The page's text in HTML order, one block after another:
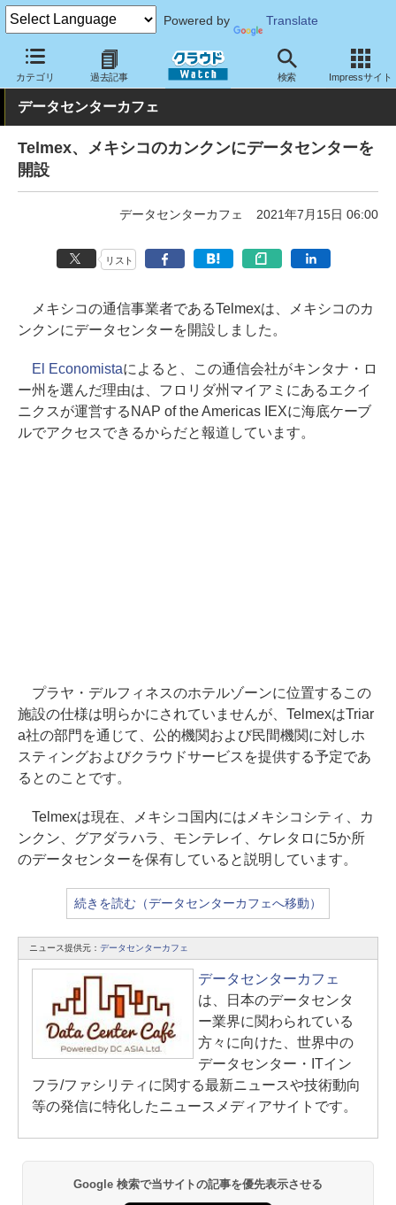
Powered by Translate
カテゴリ 過去記事 検索 Impressサイト
クラウド Watch ハード・インフラ データセンター
データセンターカフェ
Telmex、メキシコのカンクンにデータセンターを
開設
データセンターカフェ 2021年7月15日 06:00
リスト
メキシコの通信事業者であるTelmexは、メキシコのカ
ンクンにデータセンターを開設しました。
El Economistaによると、この通信会社がキンタナ・ロ
ー州を選んだ理由は、フロリダ州マイアミにあるエクイ
ニクスが運営するNAP of the Americas IEXに海底ケーブ
ルでアクセスできるからだと報道しています。
プラヤ・デルフィネスのホテルゾーンに位置するこの
施設の仕様は明らかにされていませんが、TelmexはTriar
a社の部門を通じて、公的機関および民間機関に対しホ
スティングおよびクラウドサービスを提供する予定であ
るとのことです。
Telmexは現在、メキシコ国内にはメキシコシティ、カ
ンクン、グアダラハラ、モンテレイ、ケレタロに5か所
のデータセンターを保有していると説明しています。
続きを読む（データセンターカフェへ移動）
ニュース提供元： データセンターカフェ
データセンターカフェ
は、日本のデータセンタ
ー業界に関わられている
方々に向けた、世界中の
データセンター・ITイン
フラ/ファシリティに関する最新ニュースや技術動向
等の発信に特化したニュースメディアサイトです。
Google 検索で当サイトの記事を優先表示させる